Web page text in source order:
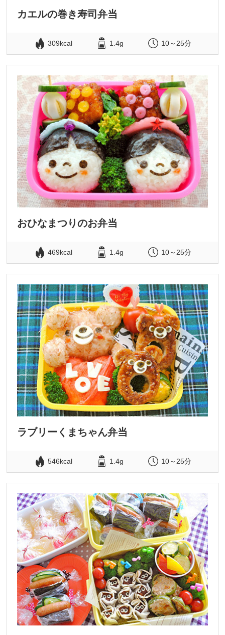
カエルの巻き寿司弁当
309kcal 1.4g 10～25分
おひなまつりのお弁当
469kcal 1.4g 10～25分
ラブリーくまちゃん弁当
546kcal 1.4g 10～25分